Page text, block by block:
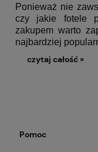
Ponieważ nie
czy jakie fotele
zakupem warto
najbardziej
czytaj całość »
Pomoc